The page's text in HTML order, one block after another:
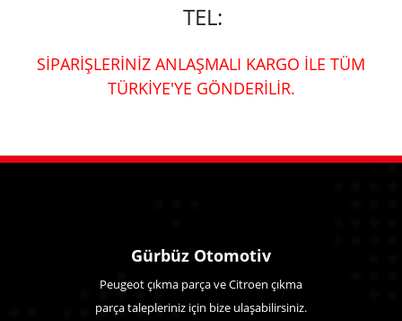
TEL:
SİPARİŞLERİNİZ ANLAŞMALI KARGO İLE TÜM
TÜRKİYE'YE GÖNDERİLİR.
Gürbüz Otomotiv
Peugeot çıkma parça ve Citroen çıkma
parça talepleriniz için bize ulaşabilirsiniz.